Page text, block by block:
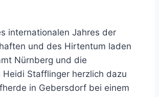
internationalen Jahres der
und des Hirtentum laden
Nürnberg und die
Heidi Stafflinger herzlich dazu
in Gebersdorf bei einem